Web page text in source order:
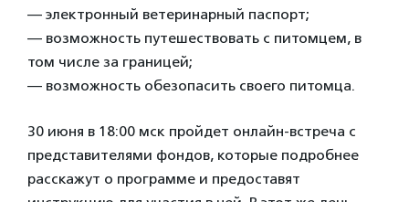
— электронный ветеринарный паспорт;
— возможность путешествовать с питомцем, в
том числе за границей;
— возможность обезопасить своего питомца.
30 июня в 18:00 мск пройдет онлайн-встреча с
представителями фондов, которые подробнее
расскажут о программе и предоставят